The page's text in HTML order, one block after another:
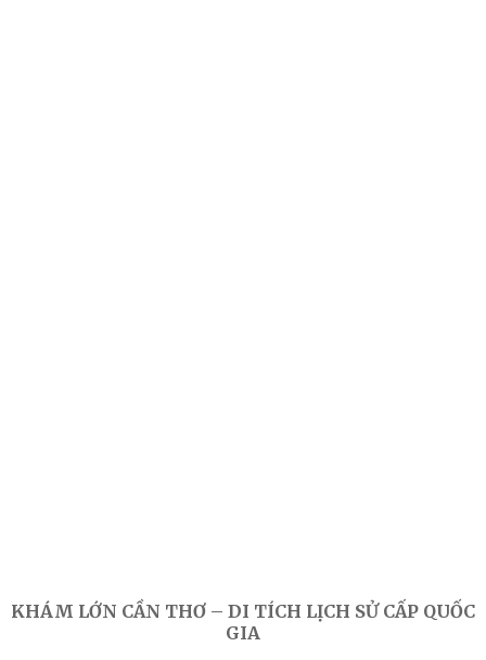
KHÁM LỚN CẦN THƠ – DI TÍCH LỊCH SỬ CẤP QUỐC
GIA